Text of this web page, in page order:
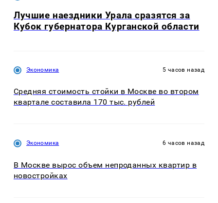
Лучшие наездники Урала сразятся за
Кубок губернатора Курганской области
Экономика 5 часов назад
Средняя стоимость стойки в Москве во втором
квартале составила 170 тыс. рублей
Экономика 6 часов назад
В Москве вырос объем непроданных квартир в
новостройках